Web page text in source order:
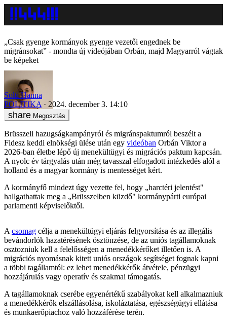
„Csak gyenge kormányok gyenge vezetői engednek be
migránsokat” - mondta új videójában Orbán, majd Magyarról vágtak
be képeket
Solti Hanna
POLITIKA
2024. december 3. 14:10
Megosztás
Brüsszeli hazugságkampányról és migránspaktumról beszélt a
Fidesz keddi elnökségi ülése után egy videóban Orbán Viktor a
2026-ban életbe lépő új menekültügyi és migrációs paktum kapcsán.
A nyolc év tárgyalás után még tavasszal elfogadott intézkedés alól a
holland és a magyar kormány is mentességet kért.
A kormányfő mindezt úgy vezette fel, hogy „harctéri jelentést"
hallgathattak meg a „Brüsszelben küzdő" kormánypárti európai
parlamenti képviselőktől.
A csomag célja a menekültügyi eljárás felgyorsítása és az illegális
bevándorlók hazatérésének ösztönzése, de az uniós tagállamoknak
osztozniuk kell a felelősségen a menedékkérőket illetően is. A
migrációs nyomásnak kitett uniós országok segítséget fognak kapni
a többi tagállamtól: ez lehet menedékkérők átvétele, pénzügyi
hozzájárulás vagy operatív és szakmai támogatás.
A tagállamoknak cserébe egyenértékű szabályokat kell alkalmazniuk
a menedékkérők elszállásolása, iskoláztatása, egészségügyi ellátása
és munkaerőpiachoz való hozzáférése terén.